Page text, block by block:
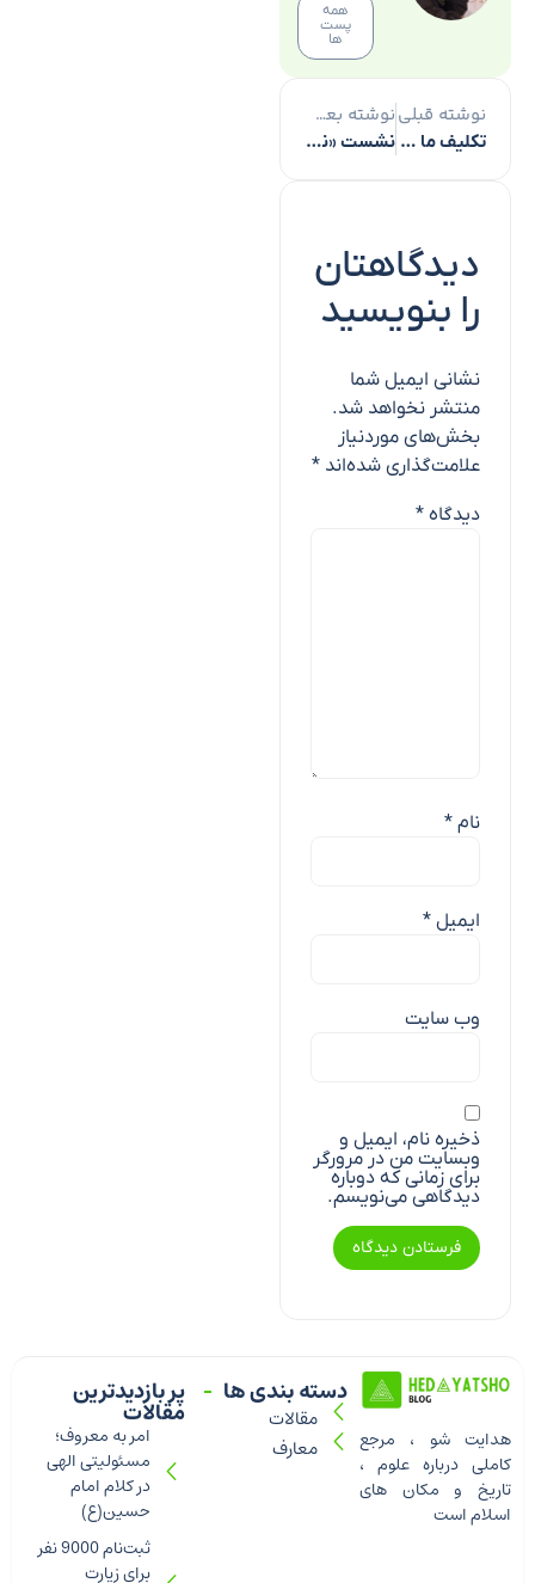
همه
پست
ها
نوشته قبلی
تکلیف ما در برابر قرآن عمل است نه باور صرف
نوشته بعدی
نشست «نقش برنامه‌ریز و دستیار کارگردان در فرایند تولید فیلم» در قم برگزار شد
دیدگاهتان
را بنویسید
نشانی ایمیل شما
منتشر نخواهد شد.
بخش‌های موردنیاز
علامت‌گذاری شده‌اند *
دیدگاه *
نام *
ایمیل *
وب‌ سایت
ذخیره نام، ایمیل و
وبسایت من در مرورگر
برای زمانی که دوباره
دیدگاهی می‌نویسم.
پر بازدیدترین
مقالات
امر به معروف؛
مسئولیتی الهی
در کلام امام
حسین(ع)
ثبت‌نام 9000 نفر
برای زیارت
دسته بندی ها
مقالات
معارف
هدایت شو ، مرجع
کاملی درباره علوم ،
تاریخ و مکان های
اسلام است